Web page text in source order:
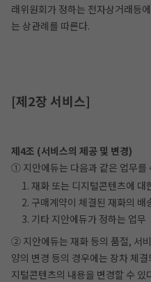
래위원회가 정하는 전자상거래등
는 상관례를 따른다.
[제2장 서비스]
제4조 (서비스의 제공 및 변경)
① 지안에듀는 다음과 같은 업무를
1. 재화 또는 디지털콘텐츠에 대
2. 구매계약이 체결된 재화의
3. 기타 지안에듀가 정하는 업무
② 지안에듀는 재화 등의 품절, 서
양의 변경 등의 경우에는 장차 체
지털콘텐츠의 내용을 변경할 수 있